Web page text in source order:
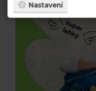
Nastavení